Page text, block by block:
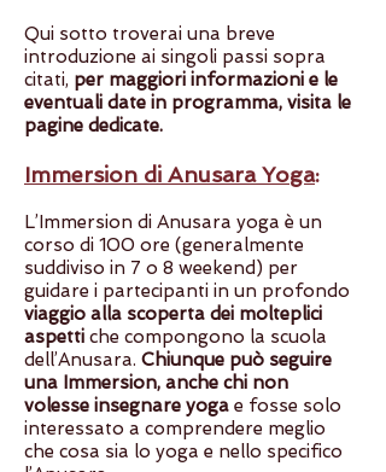
Qui sotto troverai una breve
introduzione ai singoli passi sopra
citati, per maggiori informazioni e le
eventuali date in programma, visita le
pagine dedicate.
Immersion di Anusara Yoga:
L’Immersion di Anusara yoga è un
corso di 100 ore (generalmente
suddiviso in 7 o 8 weekend) per
guidare i partecipanti in un profondo
viaggio alla scoperta dei molteplici
aspetti che compongono la scuola
dell’Anusara. Chiunque può seguire
una Immersion, anche chi non
volesse insegnare yoga e fosse solo
interessato a comprendere meglio
che cosa sia lo yoga e nello specifico